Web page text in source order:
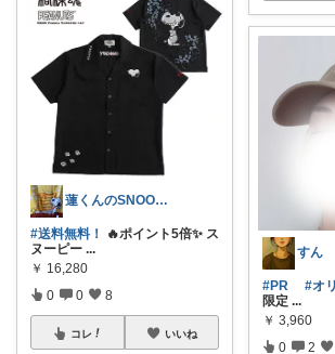
蓮くんのSNOOPYおすすめROOM
#送料無料！
🔥ポイント5倍✨ ス
ヌーピー ...
￥ 16,280
0 0 8
コレ いいね
すん
#PR #オ
限定 ...
￥ 3,960
0 2